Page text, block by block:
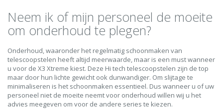
Neem ik of mijn personeel de moeite
om onderhoud te plegen?
Onderhoud, waaronder het regelmatig schoonmaken van
telescoopstelen heeft altijd meerwaarde, maar is een must wanneer
u voor de X3 Xtreme kiest. Deze Hi tech telescoopstelen zijn de top
maar door hun lichte gewicht ook dunwandiger. Om slijtage te
minimaliseren is het schoonmaken essentieel. Dus wanneer u of uw
personeel niet de moeite neemt voor onderhoud willen wij u het
advies meegeven om voor de andere series te kiezen.